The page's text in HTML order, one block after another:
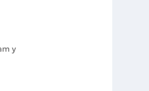
у